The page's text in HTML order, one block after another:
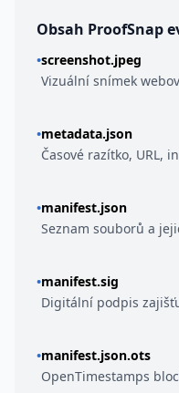
Obsah ProofSnap
•screenshot.jpeg
Vizuální snímek
•metadata.json
Časové razítko, URL,
•manifest.json
Seznam souborů a
•manifest.sig
Digitální podpis
•manifest.json.ots
OpenTimestamps